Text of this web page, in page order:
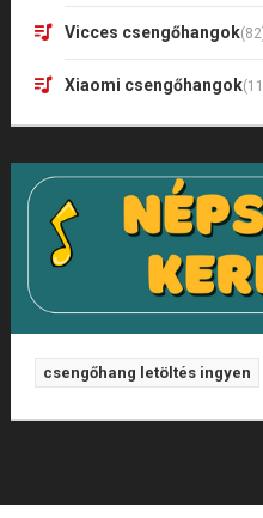
Vicces csengőhangok
Xiaomi csengőhangok
csengőhang letöltés ingyen